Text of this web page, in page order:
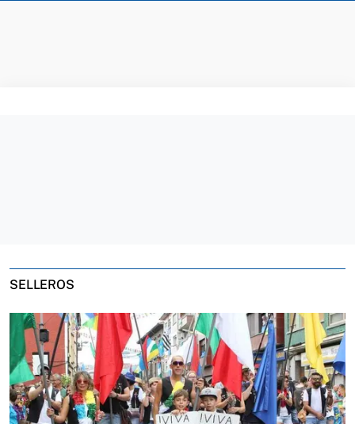
SELLEROS